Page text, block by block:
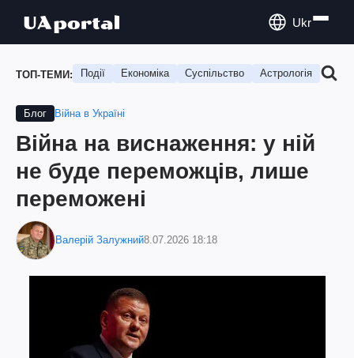
Ukr
ТОП-ТЕМИ: Події Економіка Суспільство Астрологія
Блог Війна в Україні
Війна на виснаження: у ній
не буде переможців, лише
переможені
Валерій Залужний8.07.2026 18:18